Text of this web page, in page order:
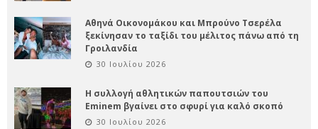
Αθηνά Οικονομάκου και Μπρούνο Τσερέλα
ξεκίνησαν το ταξίδι του μέλιτος πάνω από τη
Γροιλανδία
30 Ιουλίου 2026
Η συλλογή αθλητικών παπουτσιών του
Eminem βγαίνει στο σφυρί για καλό σκοπό
30 Ιουλίου 2026